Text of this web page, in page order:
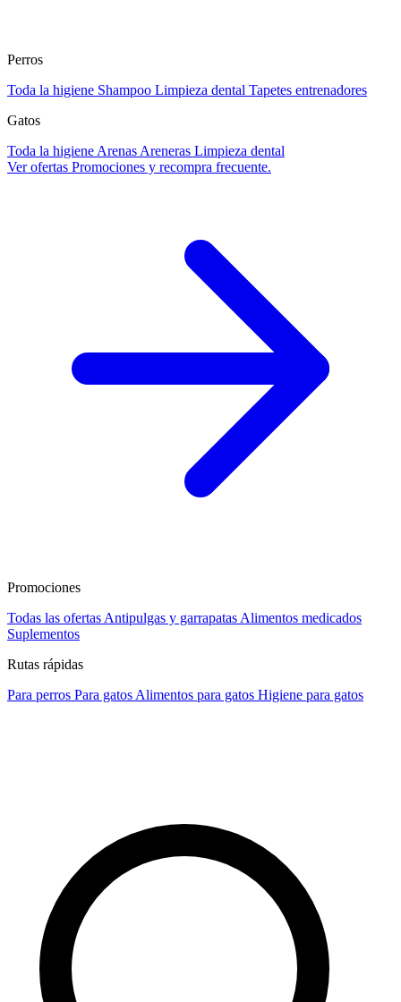
Perros
Toda la higiene Shampoo Limpieza dental Tapetes entrenadores
Gatos
Toda la higiene Arenas Areneras Limpieza dental
Ver ofertas Promociones y recompra frecuente.
Promociones
Todas las ofertas Antipulgas y garrapatas Alimentos medicados
Suplementos
Rutas rápidas
Para perros Para gatos Alimentos para gatos Higiene para gatos